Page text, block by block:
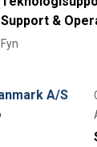
Support &
Fyn